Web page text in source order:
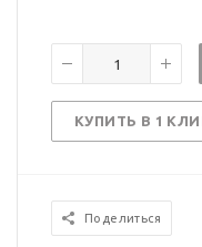
КУПИТЬ В 1
Поделиться